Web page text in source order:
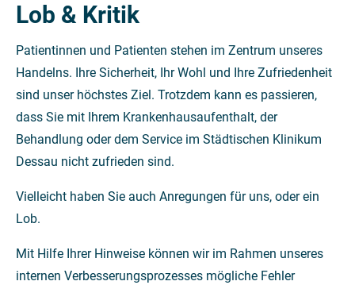
Lob & Kritik
Patientinnen und Patienten stehen im Zentrum unseres
Handelns. Ihre Sicherheit, Ihr Wohl und Ihre Zufriedenheit
sind unser höchstes Ziel. Trotzdem kann es passieren,
dass Sie mit Ihrem Krankenhausaufenthalt, der
Behandlung oder dem Service im Städtischen Klinikum
Dessau nicht zufrieden sind.
Vielleicht haben Sie auch Anregungen für uns, oder ein
Lob.
Mit Hilfe Ihrer Hinweise können wir im Rahmen unseres
internen Verbesserungsprozesses mögliche Fehler